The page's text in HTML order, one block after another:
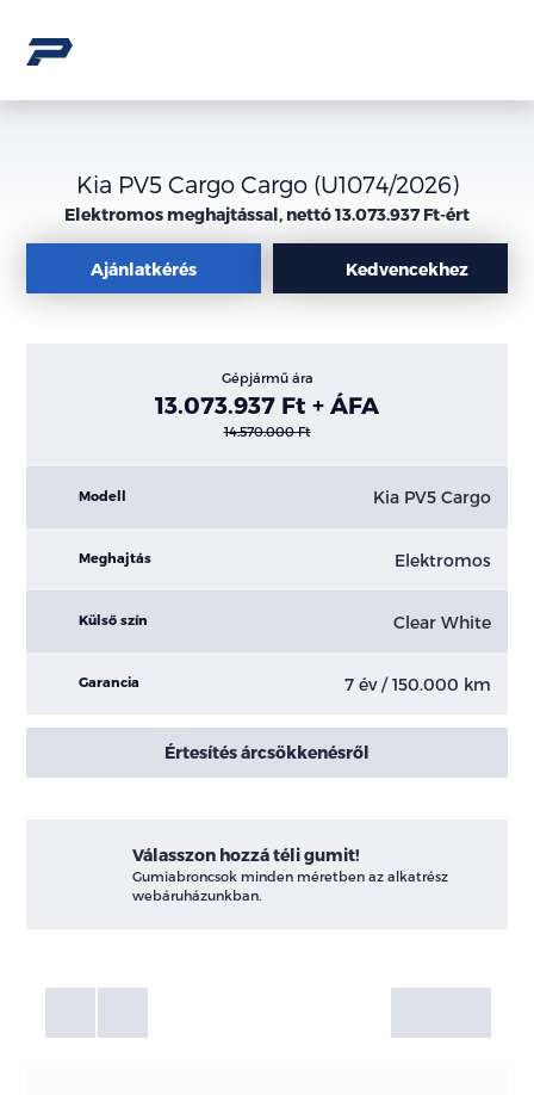
Kia PV5 Cargo Cargo (U1074/2026)
Elektromos meghajtással, nettó 13.073.937 Ft-ért
Ajánlatkérés Kedvencekhez
Gépjármű ára
13.073.937 Ft + ÁFA
14.570.000 Ft
Modell Kia PV5 Cargo
Meghajtás Elektromos
Külső szín Clear White
Garancia 7 év / 150.000 km
Értesítés árcsökkenésről
Válasszon hozzá téli gumit!
Gumiabroncsok minden méretben az alkatrész
webáruházunkban.
Galéria